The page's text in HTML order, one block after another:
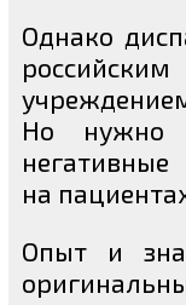
Однако
Но нужно
на
Опыт и